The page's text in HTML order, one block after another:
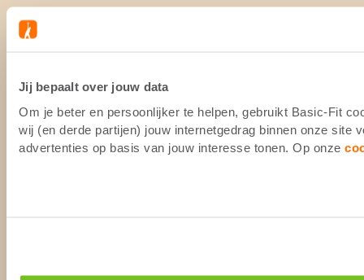
Jij bepaalt over jouw data
Om je beter en persoonlijker te helpen, gebruikt Basic-Fit
wij (en derde partijen) jouw internetgedrag binnen onze site
advertenties op basis van jouw interesse tonen. Op onze